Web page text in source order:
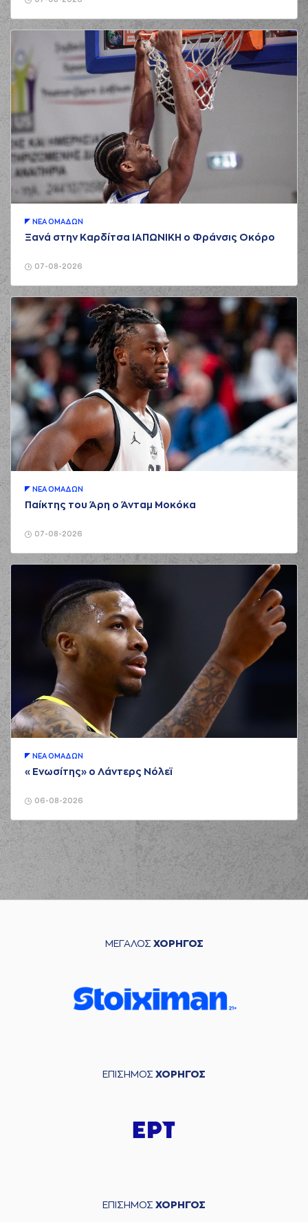
07-08-2026
ΝΕA ΟΜAΔΩΝ
Ξανά στην Καρδίτσα ΙΑΠΩΝΙΚΗ ο Φράνσις Οκόρο
07-08-2026
ΝΕA ΟΜAΔΩΝ
Παίκτης του Άρη ο Άνταμ Μοκόκα
06-08-2026
ΝΕA ΟΜAΔΩΝ
«Ενωσίτης» ο Λάντερς Νόλεϊ
ΜΕΓΑΛΟΣ ΧΟΡΗΓΟΣ
ΕΠΙΣΗΜΟΣ ΧΟΡΗΓΟΣ
ΕΠΙΣΗΜΟΣ ΧΟΡΗΓΟΣ